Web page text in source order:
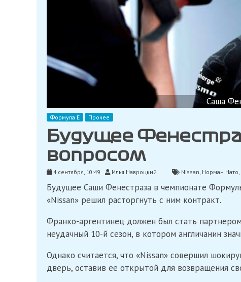
Саша
Формула Е Прочее
Будущее
вопросом
4 сентября, 10:49 Илья Навроцкий Nissan, Норман Нато,
Будущее Саши Фенестраза в чемпионате
«Nissan» решил расторгнуть с ним контракт.
Франко-аргентинец должен был стать
неудачный 10-й сезон, в котором англичанин
Однако считается, что «Nissan» совершил
дверь, оставив ее открытой для возвращения